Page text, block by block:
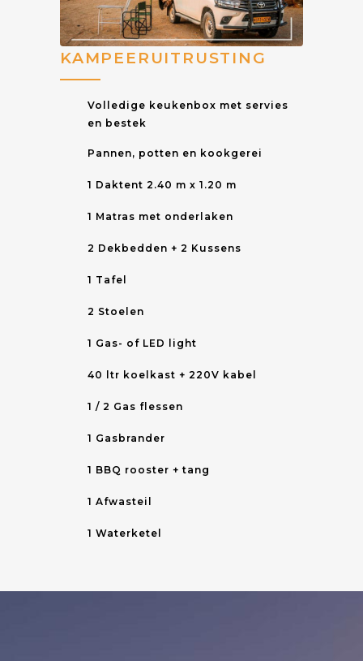
KAMPEERUITRUSTING
Volledige keukenbox met servies
en bestek
Pannen, potten en kookgerei
1 Daktent 2.40 m x 1.20 m
1 Matras met onderlaken
2 Dekbedden + 2 Kussens
1 Tafel
2 Stoelen
1 Gas- of LED light
40 ltr koelkast + 220V kabel
1 / 2 Gas flessen
1 Gasbrander
1 BBQ rooster + tang
1 Afwasteil
1 Waterketel